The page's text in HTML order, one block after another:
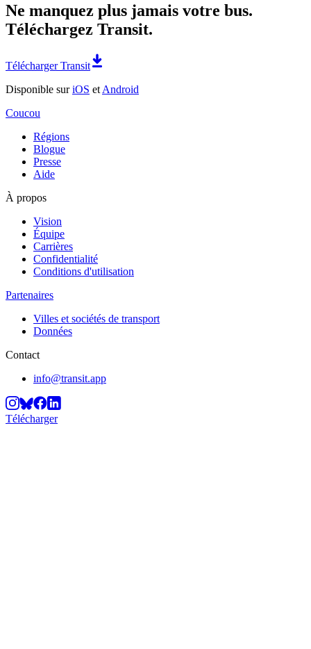
Ne manquez plus jamais votre bus.
Téléchargez Transit.
Télécharger Transit
Disponible suriOS et Android
Coucou
Régions
Blogue
Presse
Aide
À propos
Vision
Équipe
Carrières
Confidentialité
Conditions d'utilisation
Partenaires
Villes et sociétés de transport
Données
Contact
info@transit.app
Télécharger